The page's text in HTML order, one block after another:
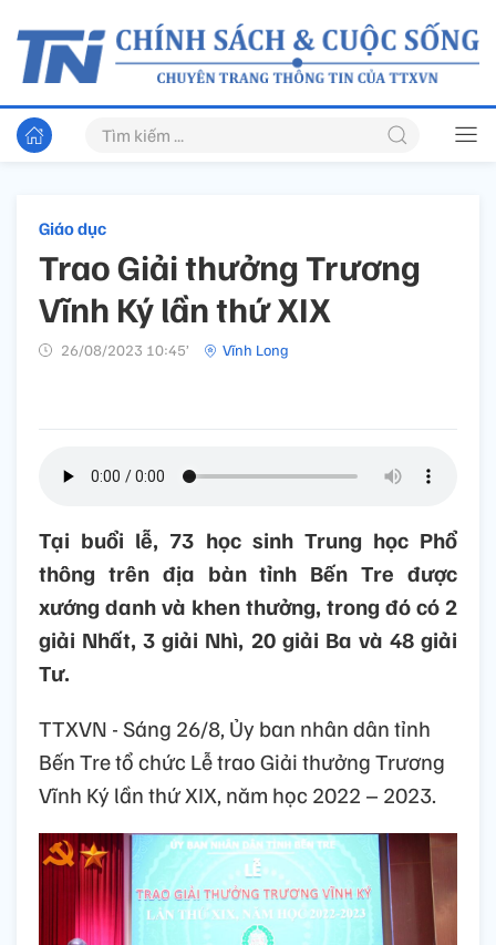
Giáo dục
Trao Giải thưởng Trương
Vĩnh Ký lần thứ XIX
26/08/2023 10:45’ Vĩnh Long
Tại buổi lễ, 73 học sinh Trung học Phổ
thông trên địa bàn tỉnh Bến Tre được
xướng danh và khen thưởng, trong đó có 2
giải Nhất, 3 giải Nhì, 20 giải Ba và 48 giải
Tư.
TTXVN - Sáng 26/8, Ủy ban nhân dân tỉnh
Bến Tre tổ chức Lễ trao Giải thưởng Trương
Vĩnh Ký lần thứ XIX, năm học 2022 – 2023.